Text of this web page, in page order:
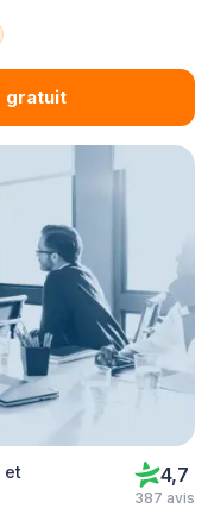
gratuit
et
4,7
387 avis